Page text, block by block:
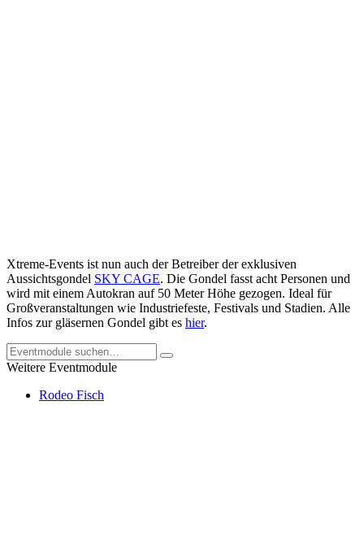
Xtreme-Events ist nun auch der Betreiber der exklusiven
Aussichtsgondel SKY CAGE. Die Gondel fasst acht Personen und
wird mit einem Autokran auf 50 Meter Höhe gezogen. Ideal für
Großveranstaltungen wie Industriefeste, Festivals und Stadien. Alle
Infos zur gläsernen Gondel gibt es hier.
Weitere Eventmodule
Rodeo Fisch